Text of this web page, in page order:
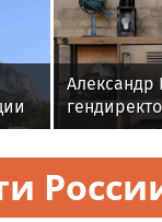
Александр
«Рюрик»:
время наш
бизнесу»